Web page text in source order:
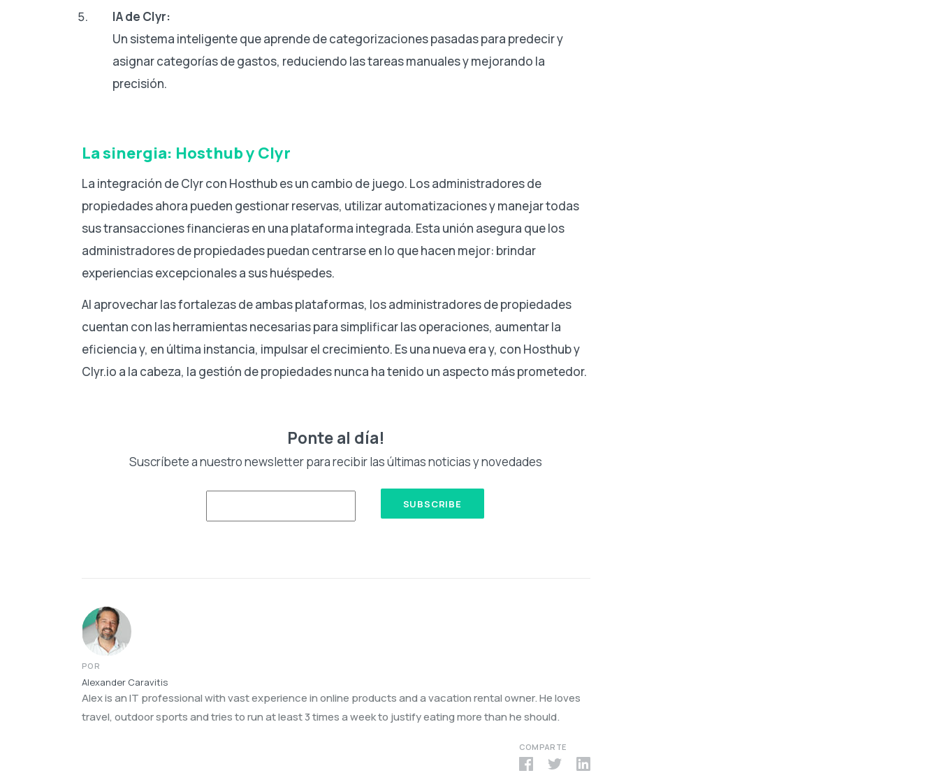
IA de Clyr:
Un sistema inteligente que aprende de categorizaciones pasadas para predecir y
asignar categorías de gastos, reduciendo las tareas manuales y mejorando la
precisión.
La sinergia: Hosthub y Clyr
La integración de Clyr con Hosthub es un cambio de juego. Los administradores de
propiedades ahora pueden gestionar reservas, utilizar automatizaciones y manejar todas
sus transacciones financieras en una plataforma integrada. Esta unión asegura que los
administradores de propiedades puedan centrarse en lo que hacen mejor: brindar
experiencias excepcionales a sus huéspedes.
Al aprovechar las fortalezas de ambas plataformas, los administradores de propiedades
cuentan con las herramientas necesarias para simplificar las operaciones, aumentar la
eficiencia y, en última instancia, impulsar el crecimiento. Es una nueva era y, con Hosthub y
Clyr.io a la cabeza, la gestión de propiedades nunca ha tenido un aspecto más prometedor.
Ponte al día!
Suscríbete a nuestro newsletter para recibir las últimas noticias y novedades
POR
Alexander Caravitis
Alex is an IT professional with vast experience in online products and a vacation rental owner. He loves
travel, outdoor sports and tries to run at least 3 times a week to justify eating more than he should.
COMPARTE